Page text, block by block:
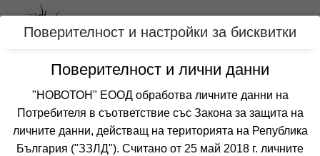
Вход
Категории
Оферти LAST MINUTE за ЛОЗЕНЕЦ,
БЪЛГАРИЯ
Поверителност и настройки за бисквитки
Поверителност и лични данни
"НОВОТОН" ЕООД обработва личните данни на
Потребителя в съответствие със Закона за защита на
личните данни, действащ на територията на Република
България ("ЗЗЛД"). Считано от 25 май 2018 г. личните